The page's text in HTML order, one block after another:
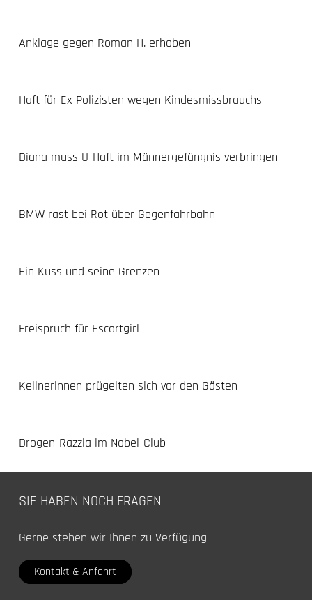
Anklage gegen Roman H. erhoben
Haft für Ex-Polizisten wegen Kindesmissbrauchs
Diana muss U-Haft im Männergefängnis verbringen
BMW rast bei Rot über Gegenfahrbahn
Ein Kuss und seine Grenzen
Freispruch für Escortgirl
Kellnerinnen prügelten sich vor den Gästen
Drogen-Razzia im Nobel-Club
SIE HABEN NOCH FRAGEN
Gerne stehen wir Ihnen zu Verfügung
Kontakt & Anfahrt